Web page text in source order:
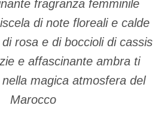
fragranza femminile
di note floreali e calde
di rosa e di boccioli di cassis
e affascinante ambra ti
magica atmosfera del
Marocco